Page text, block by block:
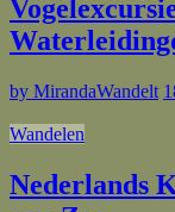
by MirandaWandelt
Wandelen
Nederlands